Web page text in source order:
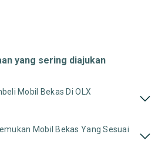
yang sering diajukan
Mobil Bekas Di OLX
Mobil Bekas Yang Sesuai